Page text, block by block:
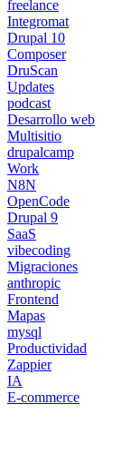
freelance
Integromat
Drupal 10
Composer
DruScan
Updates
podcast
Desarrollo web
Multisitio
drupalcamp
Work
N8N
OpenCode
Drupal 9
SaaS
vibecoding
Migraciones
anthropic
Frontend
Mapas
mysql
Productividad
Zappier
IA
E-commerce